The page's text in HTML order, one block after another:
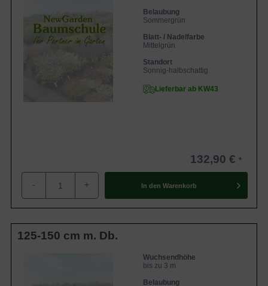
Belaubung
Sommergrün
Blatt- / Nadelfarbe
Mittelgrün
Standort
Sonnig-halbschattig
Lieferbar ab KW43
132,90 €
- + In den Warenkorb
125-150 cm m. Db.
Wuchsendhöhe
bis zu 3 m
Belaubung